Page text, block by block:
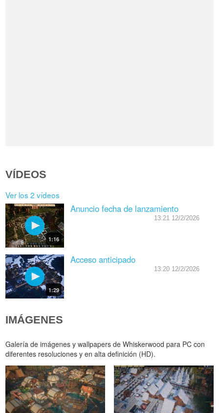
VÍDEOS
Ver los 2 vídeos
1:16
Anuncio fecha de lanzamiento
13:21 12/2/2026
1:29
Acceso anticipado
13:20 12/2/2026
IMÁGENES
Galería de imágenes y wallpapers de Whiskerwood para PC con
diferentes resoluciones y en alta definición (HD).